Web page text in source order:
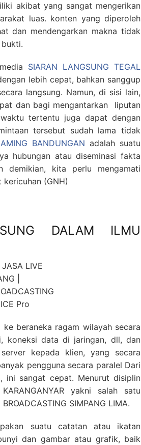
akibat yang sangat mengerikan
luas. konten yang diperoleh
dan mendengarkan makna tidak
SIARAN LANGSUNG TEGAL
lebih cepat, bahkan sanggup
langsung. Namun, di sisi lain,
dan bagi mengantarkan liputan
tertentu juga dapat dengan
tersebut sudah lama tidak
BANDUNGAN adalah suatu
hubungan atau diseminasi fakta
demikian, kita perlu mengamati
(GNH)
DALAM ILMU
beraneka ragam wilayah secara
koneksi data di jaringan, dll, dan
kepada klien, yang secara
pengguna secara paralel Dari
ini sangat cepat. Menurut disiplin
yakni salah satu
SIMPANG LIMA.
suatu catatan atau ikatan
dan gambar atau grafik, baik